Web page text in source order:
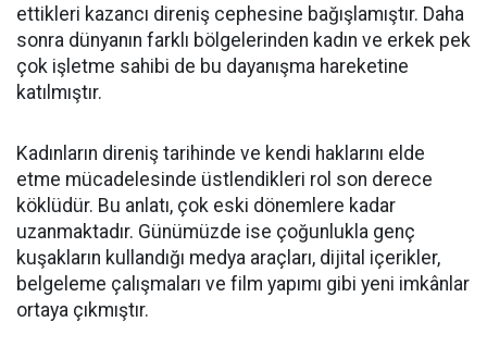
ettikleri kazancı direniş cephesine bağışlamıştır. Daha
sonra dünyanın farklı bölgelerinden kadın ve erkek pek
çok işletme sahibi de bu dayanışma hareketine
katılmıştır.
Kadınların direniş tarihinde ve kendi haklarını elde
etme mücadelesinde üstlendikleri rol son derece
köklüdür. Bu anlatı, çok eski dönemlere kadar
uzanmaktadır. Günümüzde ise çoğunlukla genç
kuşakların kullandığı medya araçları, dijital içerikler,
belgeleme çalışmaları ve film yapımı gibi yeni imkânlar
ortaya çıkmıştır.